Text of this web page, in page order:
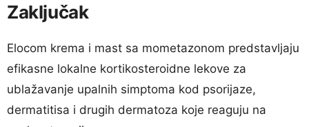
Zaključak
Elocom krema i mast sa mometazonom predstavljaju
efikasne lokalne kortikosteroidne lekove za
ublažavanje upalnih simptoma kod psorijaze,
dermatitisa i drugih dermatoza koje reaguju na